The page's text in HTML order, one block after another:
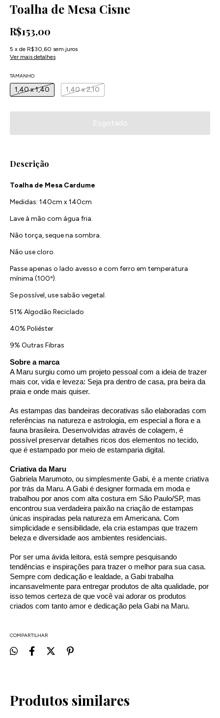
Toalha de Mesa Cisne
R$153,00
5 x de R$30,60 sem juros
Ver mais detalhes
TAMANHO
1,40 x 1,40 1,40 x 2,10
Descrição
Toalha de Mesa Cardume
Medidas: 140cm x 140cm
Lave à mão com água fria.
Não torça, seque na sombra.
Não use cloro.
Passe apenas o lado avesso e com ferro em temperatura
mínima (100º).
Se possível, use sabão vegetal.
51% Algodão Reciclado
40% Poliéster
9% Outras Fibras
Sobre a marca
A Maru surgiu como um projeto pessoal com a ideia de trazer
mais cor, vida e leveza: Seja pra dentro de casa, pra beira da
praia e onde mais quiser.
As estampas das bandeiras decorativas são elaboradas com
referências na natureza e astrologia, em especial a flora e a
fauna brasileira. Desenvolvidas através de colagem, é
possível preservar detalhes ricos dos elementos no tecido,
que é estampado por meio de estamparia digital.
Criativa da Maru
Gabriela Marumoto, ou simplesmente Gabi, é a mente criativa
por trás da Maru. A Gabi é designer formada em moda e
trabalhou por anos com alta costura em São Paulo/SP, mas
encontrou sua verdadeira paixão na criação de estampas
únicas inspiradas pela natureza em Americana. Com
simplicidade e sensibilidade, ela cria estampas que trazem
beleza e diversidade aos ambientes residenciais.
Por ser uma ávida leitora, está sempre pesquisando
tendências e inspirações para trazer o melhor para sua casa.
Sempre com dedicação e lealdade, a Gabi trabalha
incansavelmente para entregar produtos de alta qualidade, por
isso temos certeza de que você vai adorar os produtos
criados com tanto amor e dedicação pela Gabi na Maru.
COMPARTILHAR
Produtos similares